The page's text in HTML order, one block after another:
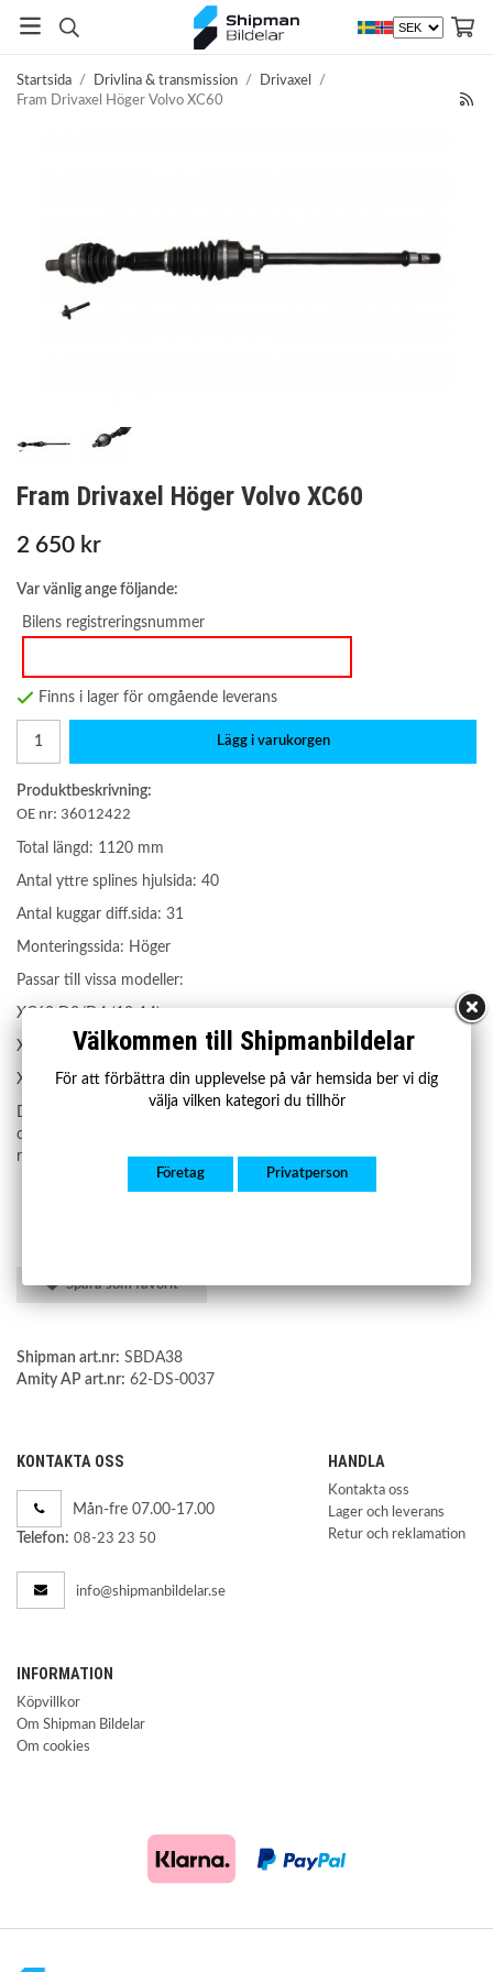
Startsida / Drivlina & transmission / Drivaxel
/
Fram Drivaxel Höger Volvo XC60
Fram Drivaxel Höger Volvo XC60
2 650 kr
Var vänlig ange följande:
Bilens registreringsnummer
Finns i lager för omgående leverans
Lägg i varukorgen
Produktbeskrivning:
OE nr: 36012422
Total längd: 1120 mm
Antal yttre splines hjulsida: 40
Antal kuggar diff.sida: 31
Monteringssida: Höger
Passar till vissa modeller:
XC60 D3/D4 (10-14)
XC60 D3 (12-15)
XC60 2,4 D (09-10)
Det finns ett antal olika drivaxlar till samma modell. Om du är
osäker på om denna del passar din bil vänligen ange ditt
registreringsnummer.
Spara som favorit
Shipman art.nr: SBDA38
Amity AP art.nr: 62-DS-0037
KONTAKTA OSS
Mån-fre 07.00-17.00
Telefon: 08-23 23 50
info@shipmanbildelar.se
HANDLA
Kontakta oss
Lager och leverans
Retur och reklamation
INFORMATION
Köpvillkor
Om Shipman Bildelar
Om cookies
Välkommen till Shipmanbildelar
För att förbättra din upplevelse på vår hemsida ber vi dig
välja vilken kategori du tillhör
Företag Privatperson